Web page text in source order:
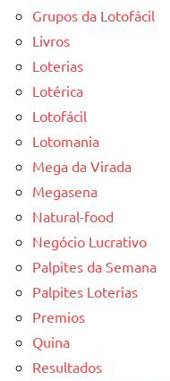
Grupos da Lotofácil
Livros
Loterias
Lotérica
Lotofácil
Lotomania
Mega da Virada
Megasena
Natural-food
Negócio Lucrativo
Palpites da Semana
Palpites Loterias
Premios
Quina
Resultados